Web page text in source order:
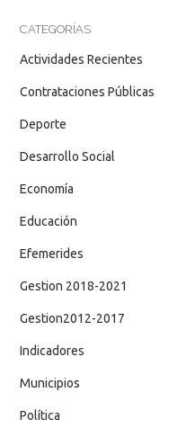
CATEGORÍAS
Actividades Recientes
Contrataciones Públicas
Deporte
Desarrollo Social
Economía
Educación
Efemerides
Gestion 2018-2021
Gestion2012-2017
Indicadores
Municipios
Política